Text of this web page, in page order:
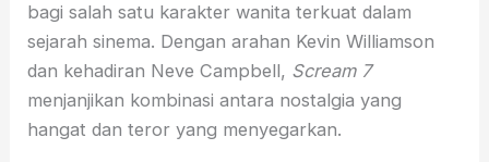
bagi salah satu karakter wanita terkuat dalam
sejarah sinema. Dengan arahan Kevin Williamson
dan kehadiran Neve Campbell, Scream 7
menjanjikan kombinasi antara nostalgia yang
hangat dan teror yang menyegarkan.